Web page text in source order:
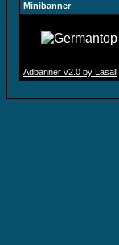
Minibanner
Adbanner v2.0 by Lasall